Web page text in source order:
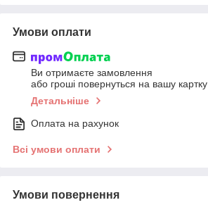
Умови оплати
Ви отримаєте замовлення
або гроші повернуться на вашу картку
Детальніше
Оплата на рахунок
Всі умови оплати
Умови повернення